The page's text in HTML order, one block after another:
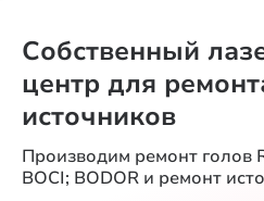
Собственный
центр для
источников
Производим ремонт голов
BOCI; BODOR и ремонт